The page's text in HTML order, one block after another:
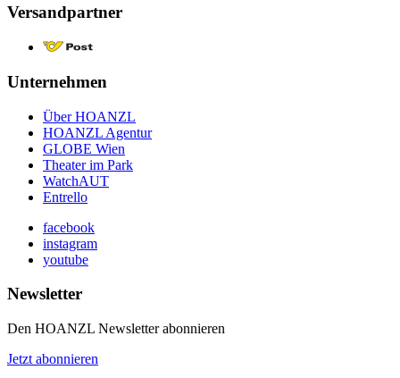
Versandpartner
Unternehmen
Über HOANZL
HOANZL Agentur
GLOBE Wien
Theater im Park
WatchAUT
Entrello
facebook
instagram
youtube
Newsletter
Den HOANZL Newsletter abonnieren
Jetzt abonnieren